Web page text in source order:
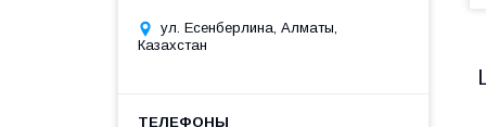
ул. Есенберлина, Алматы,
Казахстан